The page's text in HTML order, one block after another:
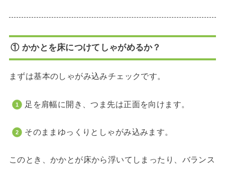
① かかとを床につけてしゃがめるか？
まずは基本のしゃがみ込みチェックです。
足を肩幅に開き、つま先は正面を向けます。
そのままゆっくりとしゃがみ込みます。
このとき、かかとが床から浮いてしまったり、バランス